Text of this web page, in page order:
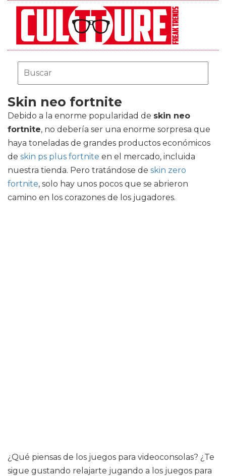
Skin neo fortnite
Debido a la enorme popularidad de skin neo
fortnite, no debería ser una enorme sorpresa que
haya toneladas de grandes productos económicos
de skin ps plus fortnite en el mercado, incluida
nuestra tienda. Pero tratándose de skin zero
fortnite, solo hay unos pocos que se abrieron
camino en los corazones de los jugadores.
¿Qué piensas de los juegos para videoconsolas? ¿Te
sigue gustando relajarte jugando a los juegos para